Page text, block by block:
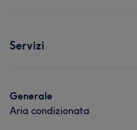
Servizi
Generale
Aria condizionata